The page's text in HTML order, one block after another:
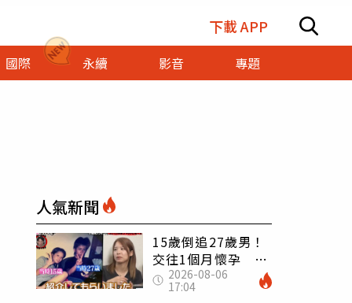
下載 APP
國際 永續 影音 專題
人氣新聞
15歲倒追27歲男！
交往1個月懷孕 36
歲當阿嬤故事曝光
2026-08-06
17:04